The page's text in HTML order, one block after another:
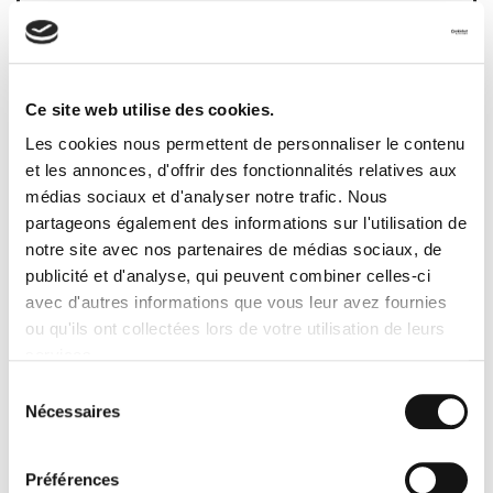
Ce site web utilise des cookies.
Les cookies nous permettent de personnaliser le contenu
et les annonces, d'offrir des fonctionnalités relatives aux
médias sociaux et d'analyser notre trafic. Nous
partageons également des informations sur l'utilisation de
notre site avec nos partenaires de médias sociaux, de
publicité et d'analyse, qui peuvent combiner celles-ci
avec d'autres informations que vous leur avez fournies
ou qu'ils ont collectées lors de votre utilisation de leurs
Nécessaires
Préférences
conditionnement des produits
Leconditionnement des produitsest une activité
indispensable à la logistique. En effet, une fois fabriquées et
avant d’être vendues, les marchandises doivent être emballées.
Le conditionnement est l’emballageprimaire. Il est en contact
direct avec le produit et a pour rôle de :
Protéger le contenu des chocs extérieurs
Faciliter la reconnaissance du produit dans les points de vente
Il faut ensuite se pencher sur l’
pour
transporter les produits en grande quantité et sur de
impacté. C’est par exemple le cas pour un conditionnement en